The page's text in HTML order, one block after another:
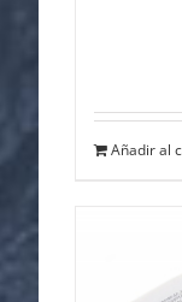
Añadir al